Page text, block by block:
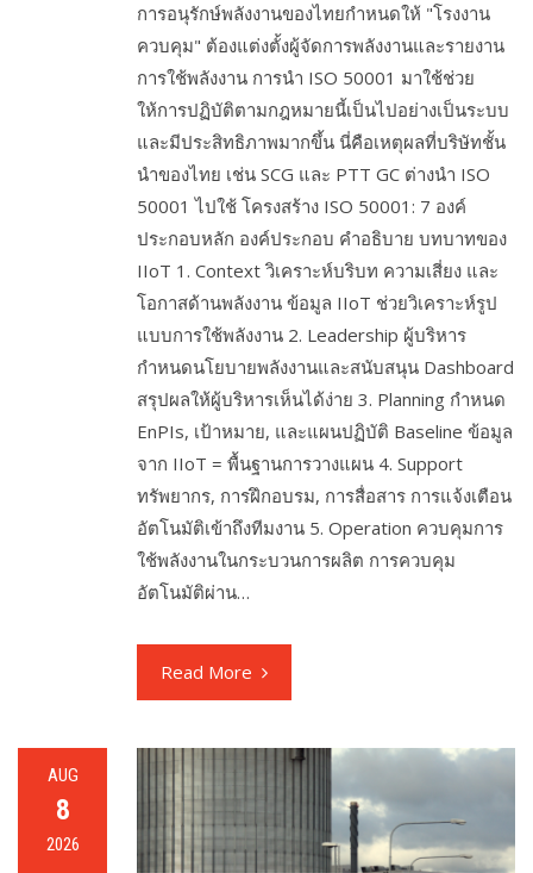
การอนุรักษ์พลังงานของไทยกำหนดให้ "โรงงาน
ควบคุม" ต้องแต่งตั้งผู้จัดการพลังงานและรายงาน
การใช้พลังงาน การนำ ISO 50001 มาใช้ช่วย
ให้การปฏิบัติตามกฎหมายนี้เป็นไปอย่างเป็นระบบ
และมีประสิทธิภาพมากขึ้น นี่คือเหตุผลที่บริษัทชั้น
นำของไทย เช่น SCG และ PTT GC ต่างนำ ISO
50001 ไปใช้ โครงสร้าง ISO 50001: 7 องค์
ประกอบหลัก องค์ประกอบ คำอธิบาย บทบาทของ
IIoT 1. Context วิเคราะห์บริบท ความเสี่ยง และ
โอกาสด้านพลังงาน ข้อมูล IIoT ช่วยวิเคราะห์รูป
แบบการใช้พลังงาน 2. Leadership ผู้บริหาร
กำหนดนโยบายพลังงานและสนับสนุน Dashboard
สรุปผลให้ผู้บริหารเห็นได้ง่าย 3. Planning กำหนด
EnPIs, เป้าหมาย, และแผนปฏิบัติ Baseline ข้อมูล
จาก IIoT = พื้นฐานการวางแผน 4. Support
ทรัพยากร, การฝึกอบรม, การสื่อสาร การแจ้งเตือน
อัตโนมัติเข้าถึงทีมงาน 5. Operation ควบคุมการ
ใช้พลังงานในกระบวนการผลิต การควบคุม
อัตโนมัติผ่าน…
Read More
AUG
8
2026